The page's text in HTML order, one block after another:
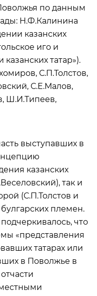
по данным
Н.Ф.Калинина
казанских
иго и
татар»).
С.П.Толстов,
С.Е.Малов,
Ш.И.Типеев,
выступавших в
казанских
так и
(С.П.Толстов и
племен.
что
«представления
татарах или
в Поволжье в